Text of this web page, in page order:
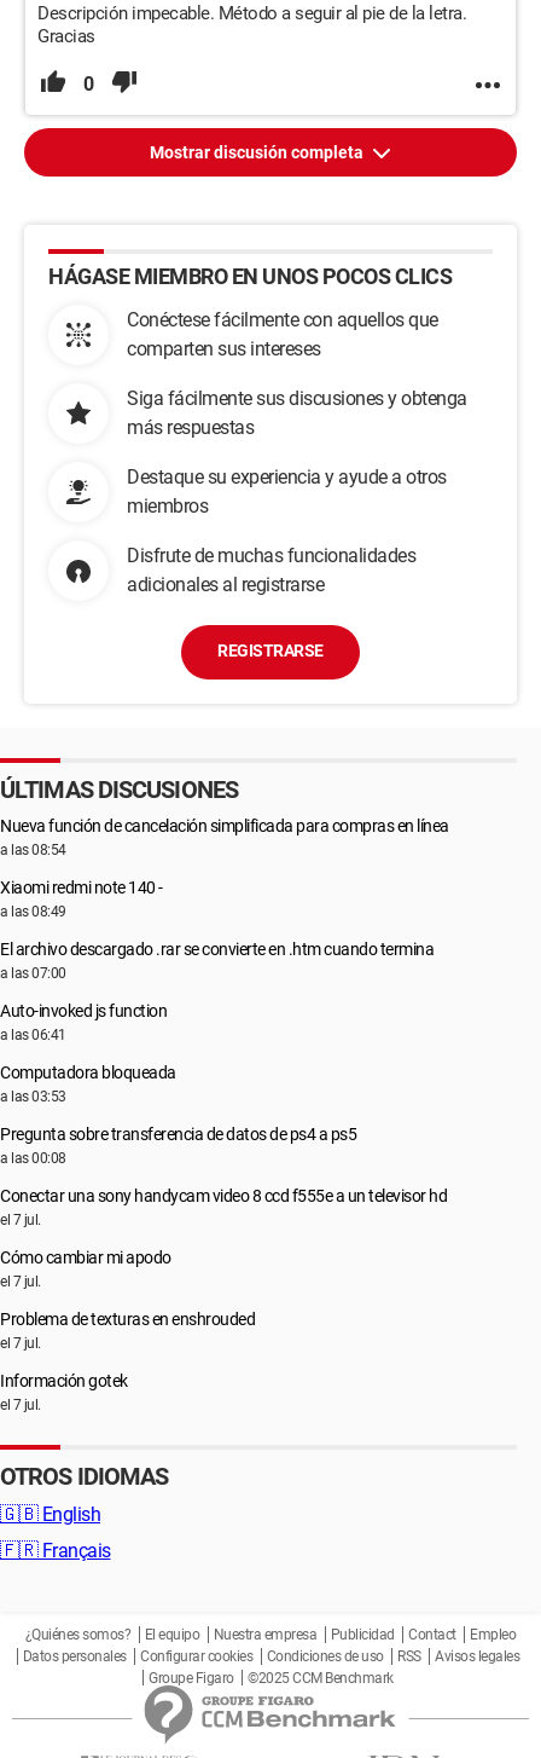
Descripción impecable. Método a seguir al pie de la letra.
Gracias
0
Mostrar discusión completa
HÁGASE MIEMBRO EN UNOS POCOS CLICS
Conéctese fácilmente con aquellos que
comparten sus intereses
Siga fácilmente sus discusiones y obtenga
más respuestas
Destaque su experiencia y ayude a otros
miembros
Disfrute de muchas funcionalidades
adicionales al registrarse
REGISTRARSE
ÚLTIMAS DISCUSIONES
Nueva función de cancelación simplificada para compras en línea
a las 08:54
Xiaomi redmi note 140 -
a las 08:49
El archivo descargado .rar se convierte en .htm cuando termina
a las 07:00
Auto-invoked js function
a las 06:41
Computadora bloqueada
a las 03:53
Pregunta sobre transferencia de datos de ps4 a ps5
a las 00:08
Conectar una sony handycam video 8 ccd f555e a un televisor hd
el 7 jul.
Cómo cambiar mi apodo
el 7 jul.
Problema de texturas en enshrouded
el 7 jul.
Información gotek
el 7 jul.
OTROS IDIOMAS
🇬🇧 English
🇫🇷 Français
¿Quiénes somos? El equipo Nuestra empresa Publicidad Contact
Empleo
Datos personales
Configurar cookies Condiciones de uso RSS
Avisos legales
Groupe Figaro
©2025 CCM Benchmark